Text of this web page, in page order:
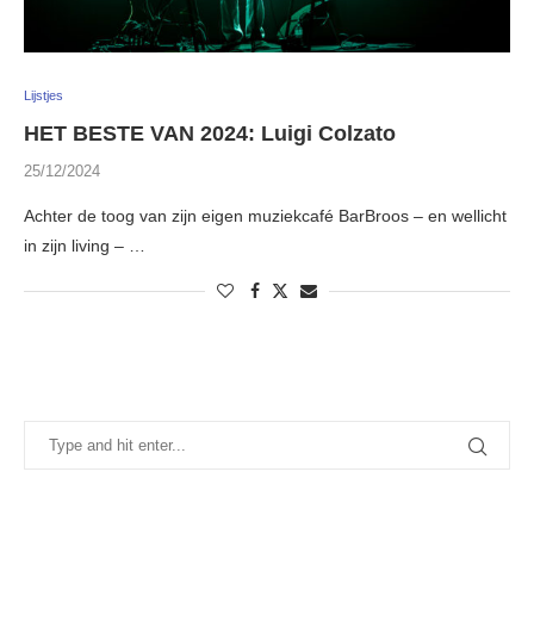
Lijstjes
HET BESTE VAN 2024: Luigi Colzato
25/12/2024
Achter de toog van zijn eigen muziekcafé BarBroos – en wellicht
in zijn living – …